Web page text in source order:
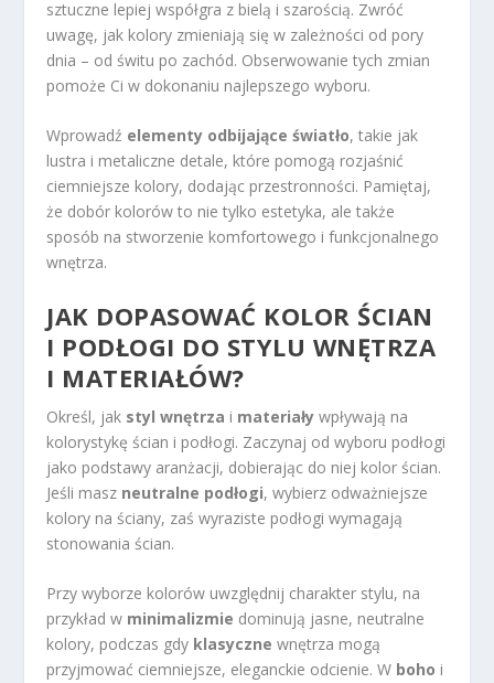
sztuczne lepiej współgra z bielą i szarością. Zwróć
uwagę, jak kolory zmieniają się w zależności od pory
dnia – od świtu po zachód. Obserwowanie tych zmian
pomoże Ci w dokonaniu najlepszego wyboru.
Wprowadź elementy odbijające światło, takie jak
lustra i metaliczne detale, które pomogą rozjaśnić
ciemniejsze kolory, dodając przestronności. Pamiętaj,
że dobór kolorów to nie tylko estetyka, ale także
sposób na stworzenie komfortowego i funkcjonalnego
wnętrza.
JAK DOPASOWAĆ KOLOR ŚCIAN
I PODŁOGI DO STYLU WNĘTRZA
I MATERIAŁÓW?
Określ, jak styl wnętrza i materiały wpływają na
kolorystykę ścian i podłogi. Zaczynaj od wyboru podłogi
jako podstawy aranżacji, dobierając do niej kolor ścian.
Jeśli masz neutralne podłogi, wybierz odważniejsze
kolory na ściany, zaś wyraziste podłogi wymagają
stonowania ścian.
Przy wyborze kolorów uwzględnij charakter stylu, na
przykład w minimalizmie dominują jasne, neutralne
kolory, podczas gdy klasyczne wnętrza mogą
przyjmować ciemniejsze, eleganckie odcienie. W boho i